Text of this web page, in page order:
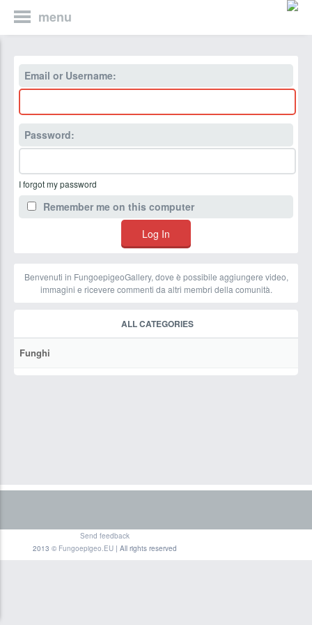
menu
Email or Username:
Password:
I forgot my password
Remember me on this computer
Benvenuti in FungoepigeoGallery, dove è possibile aggiungere video,
immagini e ricevere commenti da altri membri della comunità.
ALL CATEGORIES
Funghi
Send feedback
2013 © Fungoepigeo.EU| All rights reserved